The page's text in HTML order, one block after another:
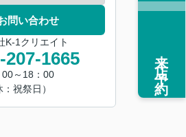
問い合わせ
K-1クリエイト
207-1665
00～18：00
：祝祭日）
来店予約